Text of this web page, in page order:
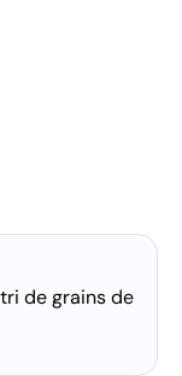
de grains de